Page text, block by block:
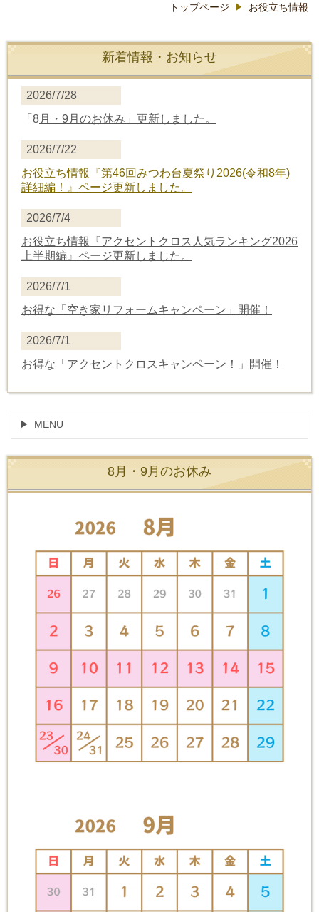
トップページ お役立ち情報
新着情報・お知らせ
2026/7/28
「8月・9月のお休み」更新しました。
2026/7/22
お役立ち情報
『第46回みつわ台夏祭り2026(令和8年)
詳細編！』 ページ更新しました。
2026/7/4
お役立ち情報
『アクセントクロス人気ランキング2026
上半期編』 ページ更新しました。
2026/7/1
お得な「空き家リフォームキャンペーン」開催！
2026/7/1
お得な 「 アクセントクロスキャンペーン！ 」開催！
MENU
8月・9月のお休み